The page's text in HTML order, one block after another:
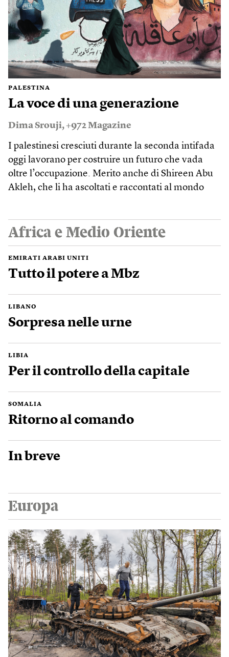
PALESTINA
La voce di una generazione
Dima Srouji,+972 Magazine
I palestinesi cresciuti durante la seconda intifada
oggi lavorano per costruire un futuro che vada
oltre l’occupazione. Merito anche di Shireen Abu
Akleh, che li ha ascoltati e raccontati al mondo
Africa e Medio Oriente
EMIRATI ARABI UNITI
Tutto il potere a Mbz
LIBANO
Sorpresa nelle urne
LIBIA
Per il controllo della capitale
SOMALIA
Ritorno al comando
In breve
Europa